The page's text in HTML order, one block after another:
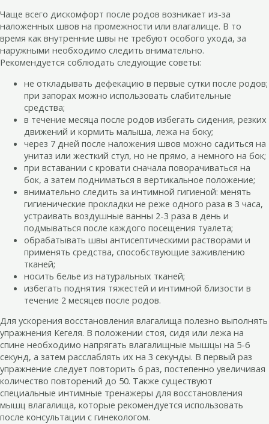
Чаще всего дискомфорт после родов возникает из-за
наложенных швов на промежности или влагалище. В то
время как внутренние швы не требуют особого ухода, за
наружными необходимо следить внимательно.
Рекомендуется соблюдать следующие советы:
не откладывать дефекацию в первые сутки после родов;
при запорах можно использовать слабительные
средства;
в течение месяца после родов избегать сидения, резких
движений и кормить малыша, лежа на боку;
через 7 дней после наложения швов можно садиться на
унитаз или жесткий стул, но не прямо, а немного на бок;
при вставании с кровати сначала поворачиваться на
бок, а затем подниматься в вертикальное положение;
внимательно следить за интимной гигиеной: менять
гигиенические прокладки не реже одного раза в 3 часа,
устраивать воздушные ванны 2-3 раза в день и
подмываться после каждого посещения туалета;
обрабатывать швы антисептическими растворами и
применять средства, способствующие заживлению
тканей;
носить белье из натуральных тканей;
избегать поднятия тяжестей и интимной близости в
течение 2 месяцев после родов.
Для ускорения восстановления влагалища полезно выполнять
упражнения Кегеля. В положении стоя, сидя или лежа на
спине необходимо напрягать влагалищные мышцы на 5-6
секунд, а затем расслаблять их на 3 секунды. В первый раз
упражнение следует повторить 6 раз, постепенно увеличивая
количество повторений до 50. Также существуют
специальные интимные тренажеры для восстановления
мышц влагалища, которые рекомендуется использовать
после консультации с гинекологом.